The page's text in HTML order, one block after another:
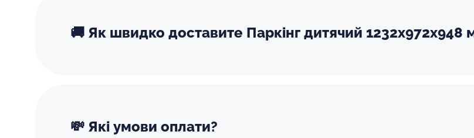
🚚 Як швидко доставите Паркінг дитячий 1232х972х948
💸 Які умови оплати?